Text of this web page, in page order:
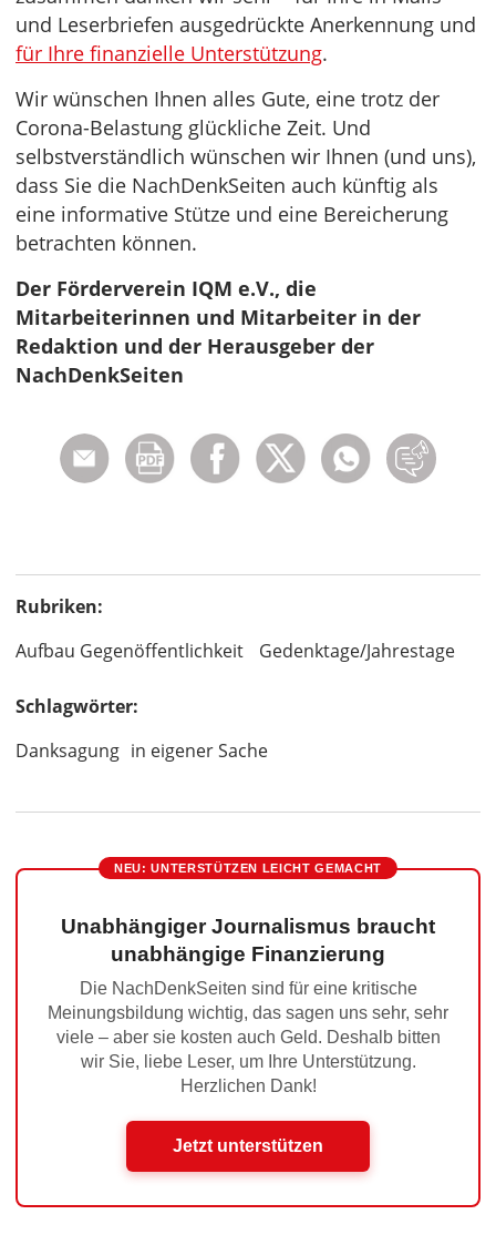
und Leserbriefen ausgedrückte Anerkennung und
für Ihre finanzielle Unterstützung.
Wir wünschen Ihnen alles Gute, eine trotz der
Corona-Belastung glückliche Zeit. Und
selbstverständlich wünschen wir Ihnen (und uns),
dass Sie die NachDenkSeiten auch künftig als
eine informative Stütze und eine Bereicherung
betrachten können.
Der Förderverein IQM e.V., die
Mitarbeiterinnen und Mitarbeiter in der
Redaktion und der Herausgeber der
NachDenkSeiten
Rubriken:
Aufbau Gegenöffentlichkeit
Gedenktage/Jahrestage
Schlagwörter:
Danksagung in eigener Sache
NEU: UNTERSTÜTZEN LEICHT GEMACHT
Unabhängiger Journalismus braucht
unabhängige Finanzierung
Die NachDenkSeiten sind für eine kritische
Meinungsbildung wichtig, das sagen uns sehr, sehr
viele – aber sie kosten auch Geld. Deshalb bitten
wir Sie, liebe Leser, um Ihre Unterstützung.
Herzlichen Dank!
Jetzt unterstützen